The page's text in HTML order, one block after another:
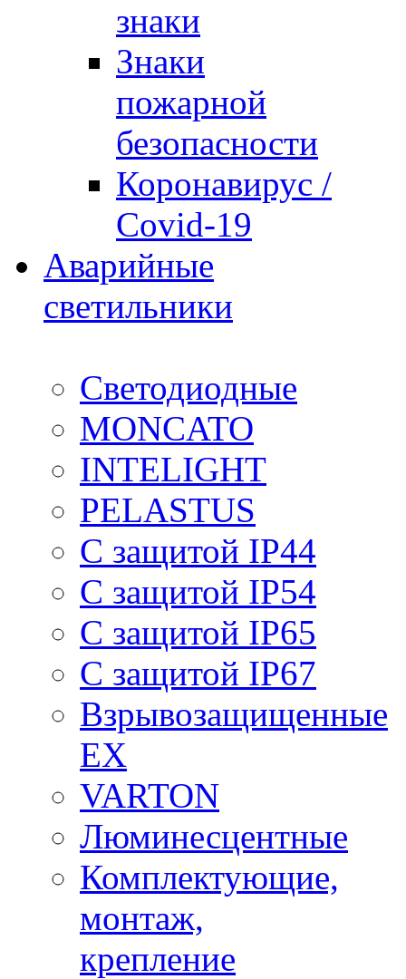
знаки
Знаки
пожарной
безопасности
Коронавирус /
Covid-19
Аварийные
светильники
Светодиодные
MONCATO
INTELIGHT
PELASTUS
С защитой IP44
С защитой IP54
С защитой IP65
С защитой IP67
Взрывозащищенные
EX
VARTON
Люминесцентные
Комплектующие,
монтаж,
крепление